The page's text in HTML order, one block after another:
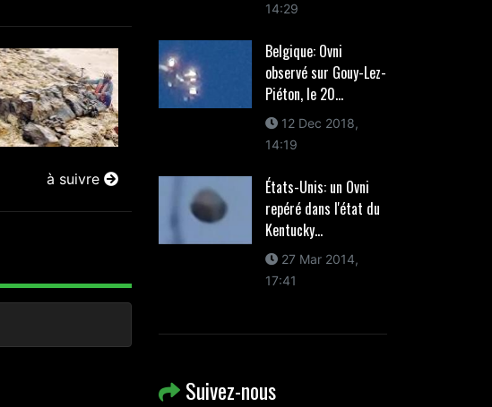
à suivre
14:29
Belgique: Ovni
observé sur Gouy-Lez-
Piéton, le 20...
12 Dec 2018,
14:19
États-Unis: un Ovni
repéré dans l'état du
Kentucky...
27 Mar 2014,
17:41
Suivez-nous